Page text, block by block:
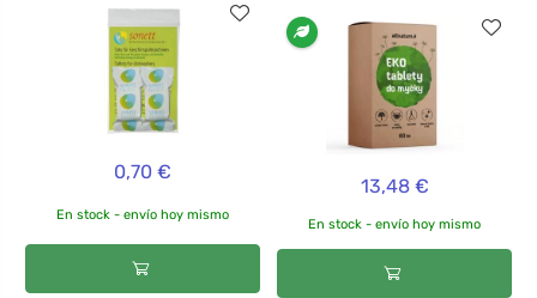
0,70 €
En stock - envío hoy mismo
13,48 €
En stock - envío hoy mismo